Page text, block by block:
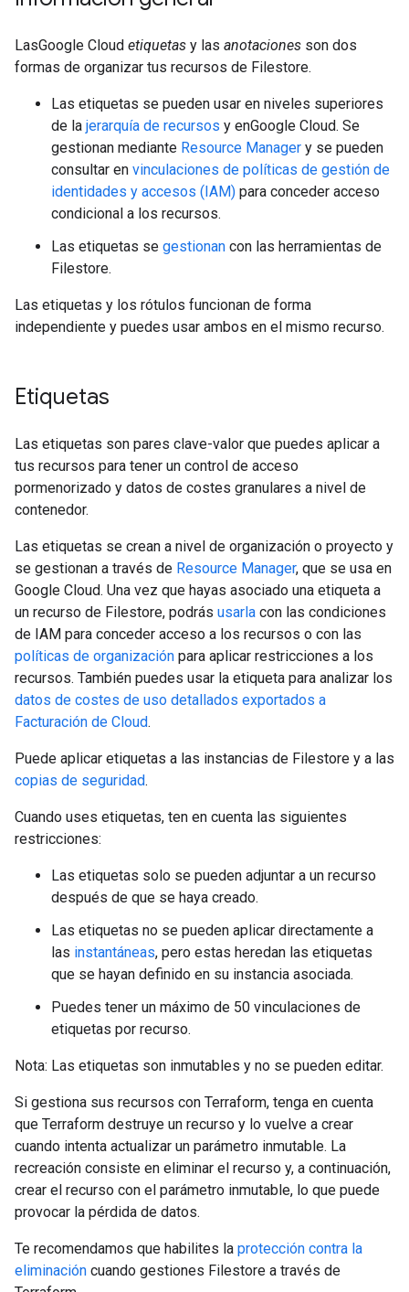
LasGoogle Cloud etiquetas y las anotaciones son dos
formas de organizar tus recursos de Filestore.
Las etiquetas se pueden usar en niveles superiores
de la jerarquía de recursos y enGoogle Cloud. Se
gestionan mediante Resource Manager y se pueden
consultar en vinculaciones de políticas de gestión de
identidades y accesos (IAM) para conceder acceso
condicional a los recursos.
Las etiquetas se gestionan con las herramientas de
Filestore.
Las etiquetas y los rótulos funcionan de forma
independiente y puedes usar ambos en el mismo recurso.
Etiquetas
Las etiquetas son pares clave-valor que puedes aplicar a
tus recursos para tener un control de acceso
pormenorizado y datos de costes granulares a nivel de
contenedor.
Las etiquetas se crean a nivel de organización o proyecto y
se gestionan a través de Resource Manager, que se usa en
Google Cloud. Una vez que hayas asociado una etiqueta a
un recurso de Filestore, podrás usarla con las condiciones
de IAM para conceder acceso a los recursos o con las
políticas de organización para aplicar restricciones a los
recursos. También puedes usar la etiqueta para analizar los
datos de costes de uso detallados exportados a
Facturación de Cloud.
Puede aplicar etiquetas a las instancias de Filestore y a las
copias de seguridad.
Cuando uses etiquetas, ten en cuenta las siguientes
restricciones:
Las etiquetas solo se pueden adjuntar a un recurso
después de que se haya creado.
Las etiquetas no se pueden aplicar directamente a
las instantáneas, pero estas heredan las etiquetas
que se hayan definido en su instancia asociada.
Puedes tener un máximo de 50 vinculaciones de
etiquetas por recurso.
Nota: Las etiquetas son inmutables y no se pueden editar.
Si gestiona sus recursos con Terraform, tenga en cuenta
que Terraform destruye un recurso y lo vuelve a crear
cuando intenta actualizar un parámetro inmutable. La
recreación consiste en eliminar el recurso y, a continuación,
crear el recurso con el parámetro inmutable, lo que puede
provocar la pérdida de datos.
Te recomendamos que habilites la protección contra la
eliminación cuando gestiones Filestore a través de